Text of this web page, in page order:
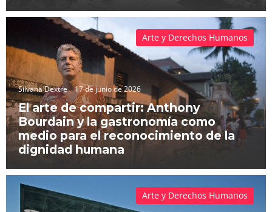
Silvana Dextre 17 de junio de 2026
El arte de compartir: Anthony
Bourdain y la gastronomía como
medio para el reconocimiento de la
dignidad humana
Arte y Derechos Humanos
Arte y Derechos Humanos